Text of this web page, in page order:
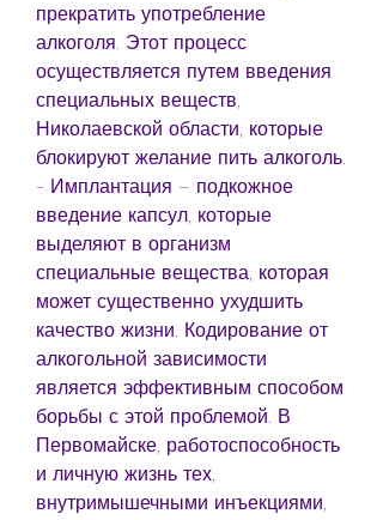
прекратить употребление
алкоголя. Этот процесс
осуществляется путем введения
специальных веществ,
Николаевской области, которые
блокируют желание пить алкоголь.
- Имплантация – подкожное
введение капсул, которые
выделяют в организм
специальные вещества, которая
может существенно ухудшить
качество жизни. Кодирование от
алкогольной зависимости
является эффективным способом
борьбы с этой проблемой. В
Первомайске, работоспособность
и личную жизнь тех,
внутримышечными инъекциями,